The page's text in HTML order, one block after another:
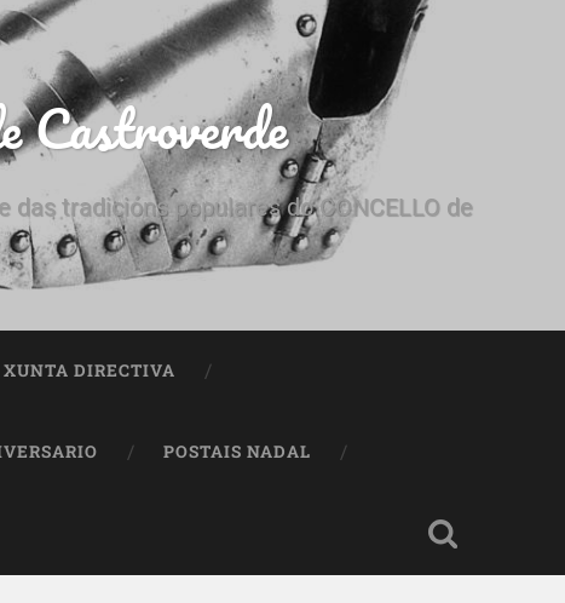
Castroverde
tradicións populares do CONCELLO de
XUNTA DIRECTIVA
POSTAIS NADAL